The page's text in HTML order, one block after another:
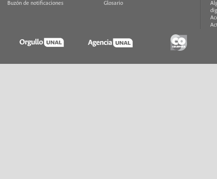
Buzón de notificaciones
Glosario